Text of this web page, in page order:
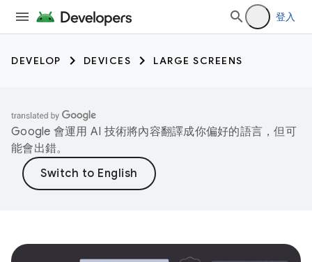
登入
DEVELOP DEVICES LARGE SCREENS
Google 會運用 AI 技術將內容翻譯成你偏好的語言，但可
能會出錯。